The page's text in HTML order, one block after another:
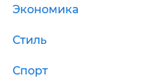
Экономика
Стиль
Спорт